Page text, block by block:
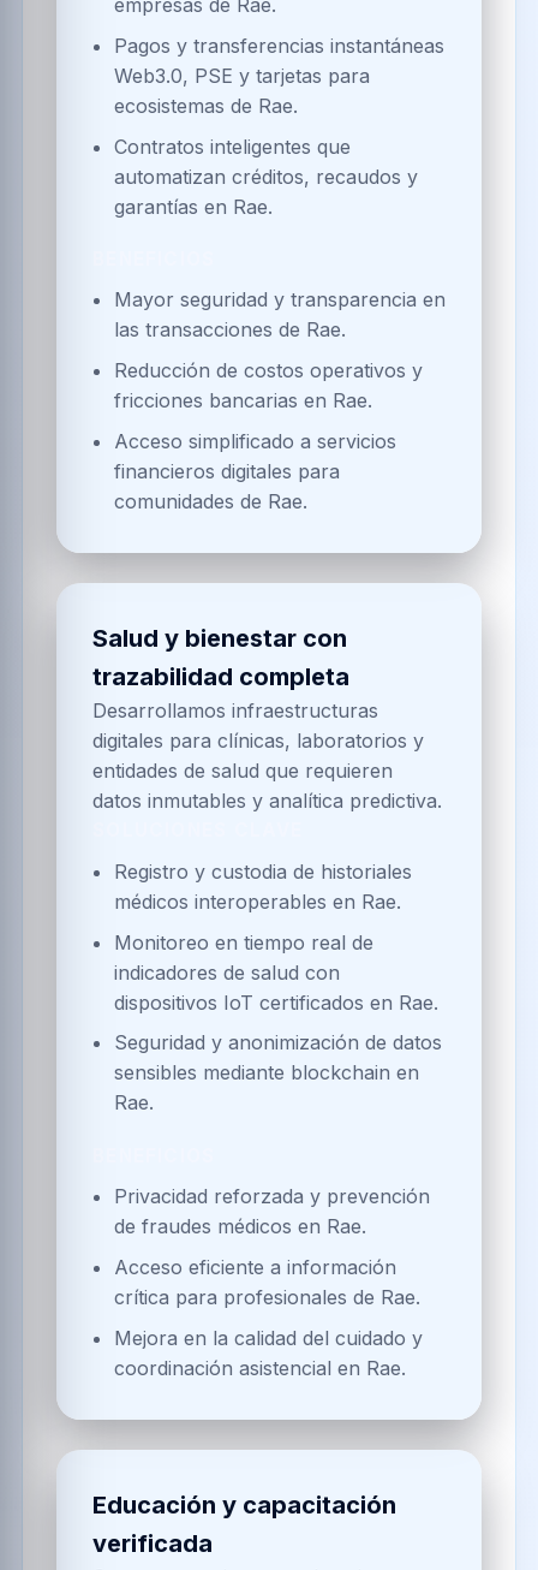
empresas de Rae.
Pagos y transferencias instantáneas
Web3.0, PSE y tarjetas para
ecosistemas de Rae.
Contratos inteligentes que
automatizan créditos, recaudos y
garantías en Rae.
Mayor seguridad y transparencia en
las transacciones de Rae.
Reducción de costos operativos y
fricciones bancarias en Rae.
Acceso simplificado a servicios
financieros digitales para
comunidades de Rae.
Salud y bienestar con
trazabilidad completa
Desarrollamos infraestructuras
digitales para clínicas, laboratorios y
entidades de salud que requieren
datos inmutables y analítica predictiva.
Registro y custodia de historiales
médicos interoperables en Rae.
Monitoreo en tiempo real de
indicadores de salud con
dispositivos IoT certificados en Rae.
Seguridad y anonimización de datos
sensibles mediante blockchain en
Rae.
Privacidad reforzada y prevención
de fraudes médicos en Rae.
Acceso eficiente a información
crítica para profesionales de Rae.
Mejora en la calidad del cuidado y
coordinación asistencial en Rae.
Educación y capacitación
verificada